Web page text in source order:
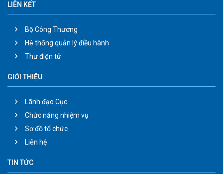
LIÊN KẾT
Bộ Công Thương
Hệ thống quản lý điều hành
Thư điện tử
GIỚI THIỆU
Lãnh đạo Cục
Chức năng nhiệm vụ
Sơ đồ tổ chức
Liên hệ
TIN TỨC